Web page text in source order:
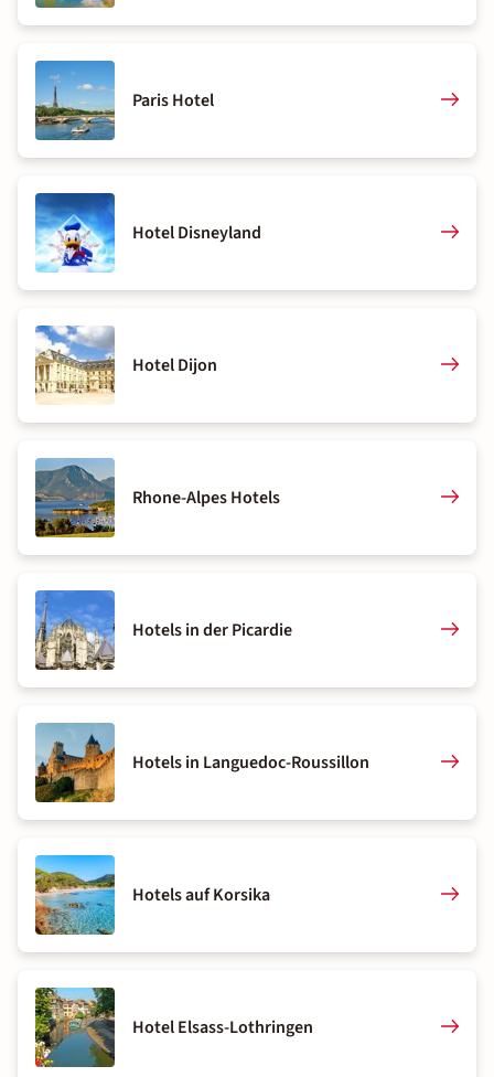
Paris Hotel
Hotel Disneyland
Hotel Dijon
Rhone-Alpes Hotels
Hotels in der Picardie
Hotels in Languedoc-Roussillon
Hotels auf Korsika
Hotel Elsass-Lothringen